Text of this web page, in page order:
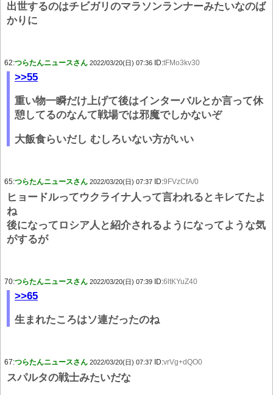
出世するのはチビガリのマラソンランナーみたいなのば
かりに
62:つらたんニュースさん 2022/03/20(日) 07:36 ID:tFMo3kv30
>>55
重い物一瞬だけ上げて後はインターバルとか言って休
憩してるのなんて戦場では邪魔でしかないぞ
大飯食らいだし むしろいない方がいい
65:つらたんニュースさん 2022/03/20(日) 07:37 ID:9FVzCfA/0
ヒョードルってウクライナ人って言われるとキレてたよ
ね
後になってロシア人と紹介されるようになってような気
がするが
70:つらたんニュースさん 2022/03/20(日) 07:39 ID:6ltKYuZ40
>>65
生まれたころはソ連だったのね
67:つらたんニュースさん 2022/03/20(日) 07:37 ID:vrVg+dQO0
スパルタの戦士みたいだな